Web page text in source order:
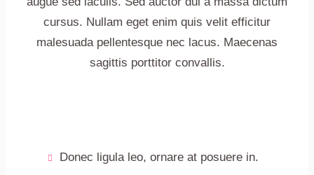
cursus. Nullam eget enim quis velit efficitur
malesuada pellentesque nec lacus. Maecenas
sagittis porttitor convallis.
Donec ligula leo, ornare at posuere in.